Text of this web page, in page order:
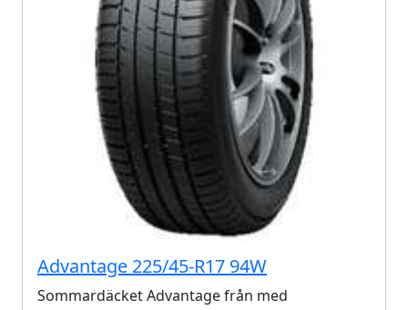
Advantage 225/45-R17 94W
Sommardäcket Advantage från med